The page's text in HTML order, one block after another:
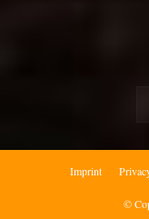
Imprint
©